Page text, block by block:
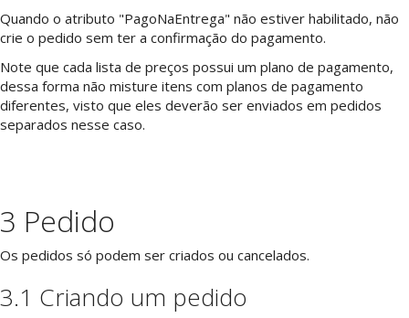
Quando o atributo "PagoNaEntrega" não estiver habilitado, não
crie o pedido sem ter a confirmação do pagamento.
Note que cada lista de preços possui um plano de pagamento,
dessa forma não misture itens com planos de pagamento
diferentes, visto que eles deverão ser enviados em pedidos
separados nesse caso.
3 Pedido
Os pedidos só podem ser criados ou cancelados.
3.1 Criando um pedido